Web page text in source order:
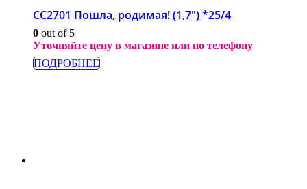
СС2701 Пошла, родимая! (1,7″) *25/4
0 out of 5
Уточняйте цену в магазине или по телефону
ПОДРОБНЕЕ